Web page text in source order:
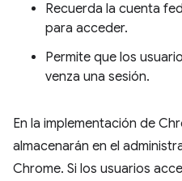
Recuerda la cuenta
para acceder.
Permite que los
venza una sesión.
En la implementación de
almacenarán en el
Chrome. Si los usuarios